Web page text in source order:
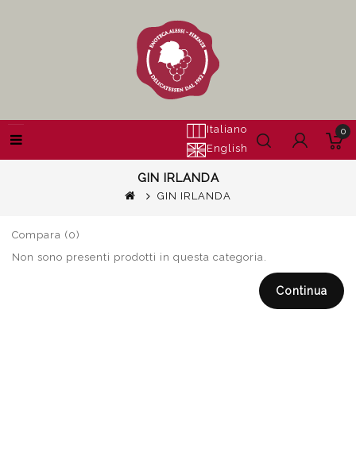
Italiano
English
0
GIN IRLANDA
GIN IRLANDA
Compara (0)
Non sono presenti prodotti in questa categoria.
Continua